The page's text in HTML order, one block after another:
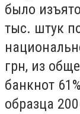
было
тыс. штук
грн, из
банкнот
образца